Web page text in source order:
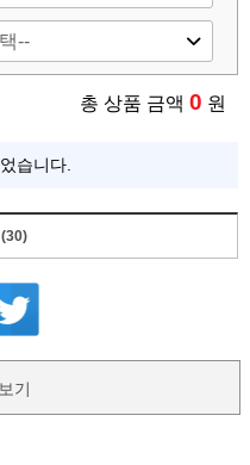
총 상품 금액 0 원
습니다.
(30)
기